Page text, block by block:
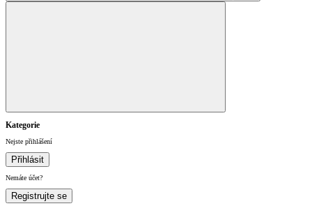
Kategorie
Nejste přihlášení
Přihlásit
Nemáte účet?
Registrujte se